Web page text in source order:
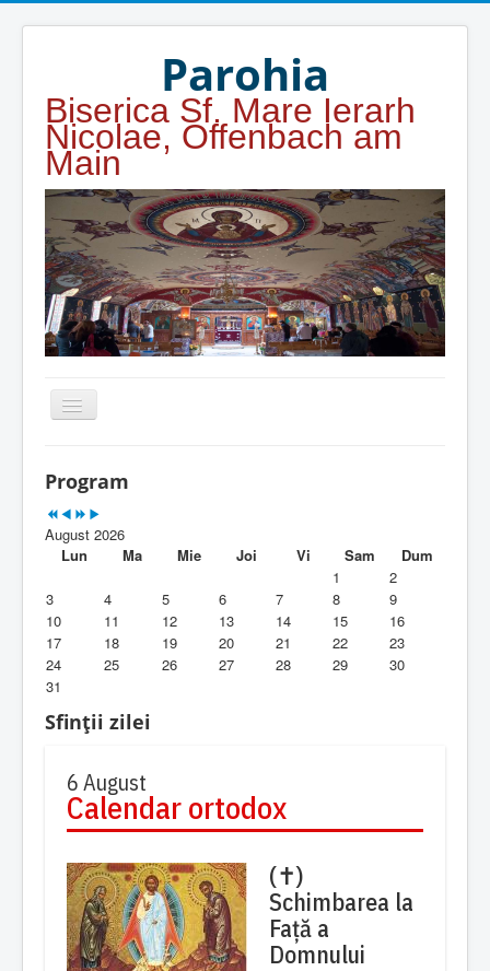
Parohia
Biserica Sf. Mare Ierarh
Nicolae, Offenbach am
Main
Duhovnicesti
Alte legaturi
Biblioteca Parohiei
Foaia Parohiei
Contact
Program
August 2026
Lun
Ma Mie Joi Vi Sam
Dum
1
2
3
4 5 6 7 8
9
10
11 12 13 14 15
16
17
18 19 20 21 22
23
24
25 26 27 28 29
30
31
Sfinții zilei
6 August
Calendar ortodox
(✝)
Schimbarea la
Față a
Domnului